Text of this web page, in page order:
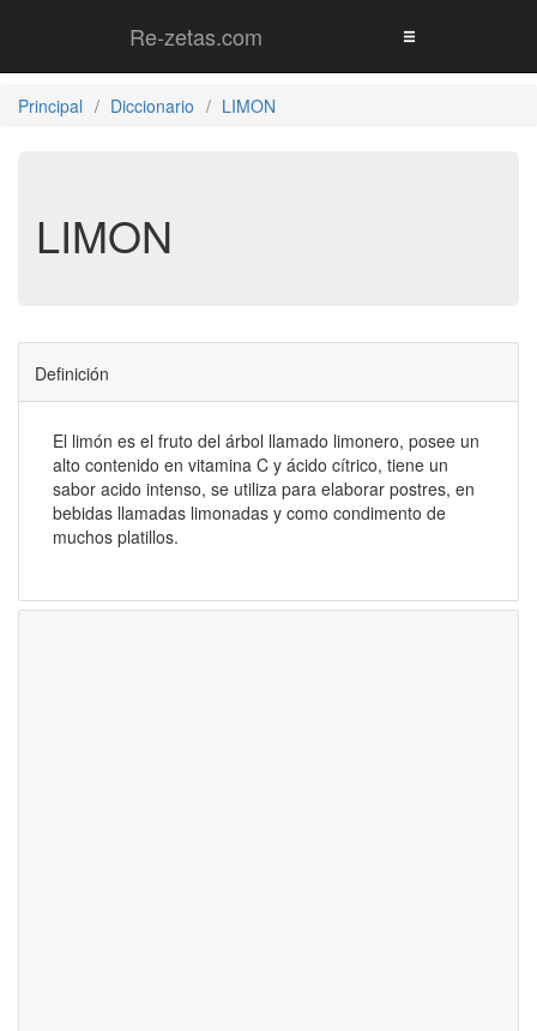
Re-zetas.com
Principal Diccionario LIMON
LIMON
Definición
El limón es el fruto del árbol llamado limonero, posee un
alto contenido en vitamina C y ácido cítrico, tiene un
sabor acido intenso, se utiliza para elaborar postres, en
bebidas llamadas limonadas y como condimento de
muchos platillos.